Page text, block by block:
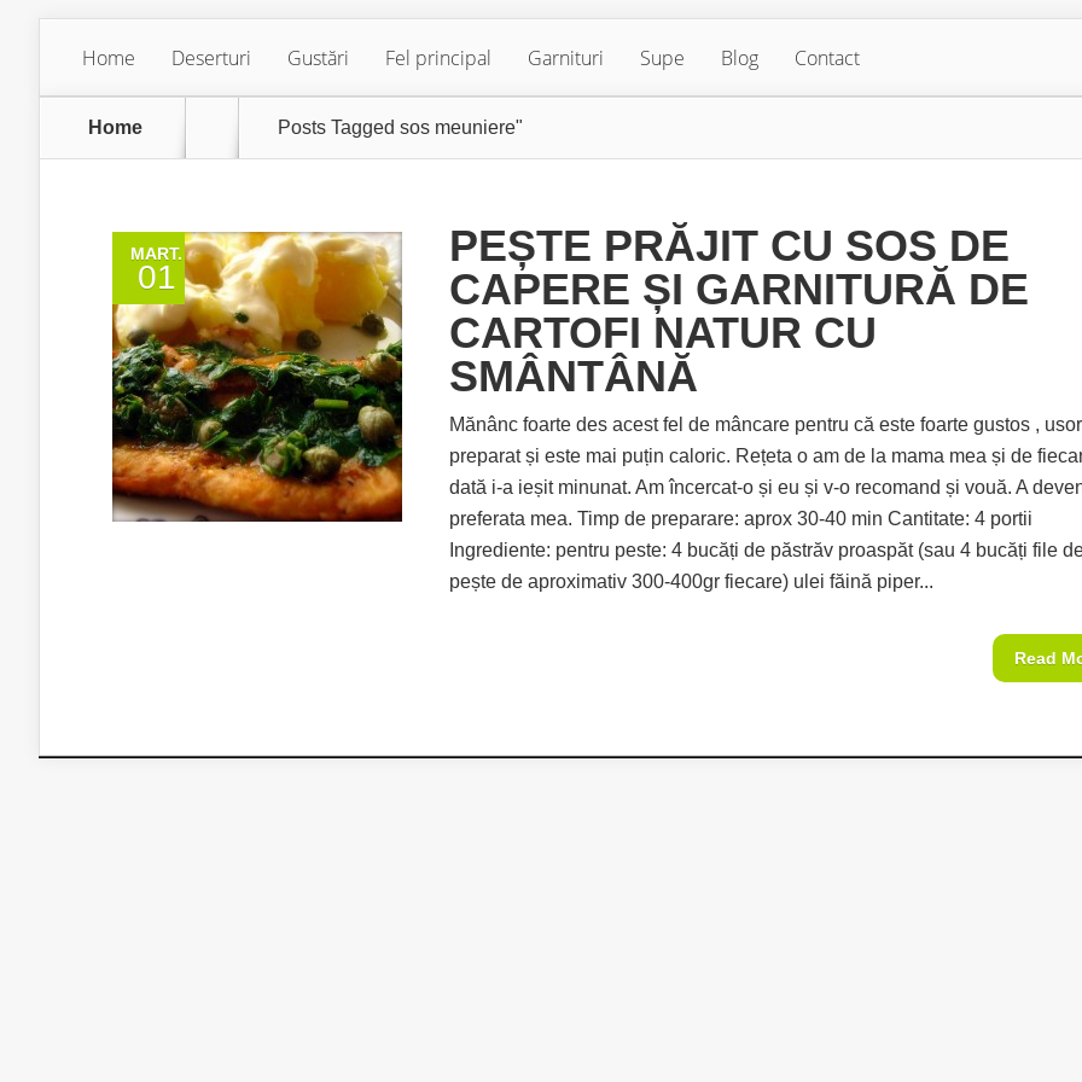
Home Deserturi Gustări Fel principal Garnituri Supe Blog Contact
Home Posts Tagged sos meuniere"
MART.
01
PEȘTE PRĂJIT CU SOS DE
CAPERE ȘI GARNITURĂ DE
CARTOFI NATUR CU
SMÂNTÂNĂ
Mănânc foarte des acest fel de mâncare pentru că este foarte gustos ,
preparat și este mai puțin caloric. Rețeta o am de la mama mea și de
dată i-a ieșit minunat. Am încercat-o și eu și v-o recomand și vouă. A
preferata mea. Timp de preparare: aprox 30-40 min Cantitate: 4 portii
Ingrediente: pentru peste: 4 bucăți de păstrăv proaspăt (sau 4 bucăți file
pește de aproximativ 300-400gr fiecare) ulei făină piper...
Read